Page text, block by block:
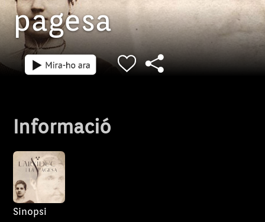
pagesa
Informació
Sinopsi